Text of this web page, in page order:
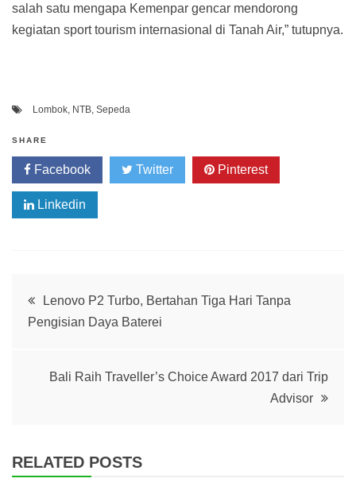
salah satu mengapa Kemenpar gencar mendorong
kegiatan sport tourism internasional di Tanah Air,” tutupnya.
Lombok, NTB, Sepeda
SHARE
Facebook Twitter Pinterest
Linkedin
Post
navigation
Lenovo P2 Turbo, Bertahan Tiga Hari Tanpa
Pengisian Daya Baterei
Bali Raih Traveller’s Choice Award 2017 dari Trip
Advisor
RELATED POSTS